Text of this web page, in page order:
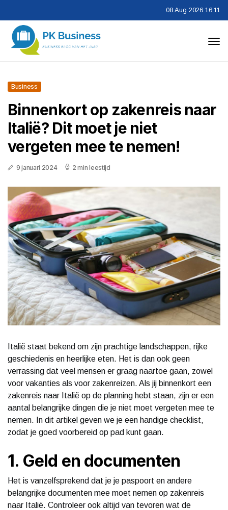
08 Aug 2026 16:11
Business
Binnenkort op zakenreis naar
Italië? Dit moet je niet
vergeten mee te nemen!
9 januari 2024 2 min leestijd
Italië staat bekend om zijn prachtige landschappen, rijke
geschiedenis en heerlijke eten. Het is dan ook geen
verrassing dat veel mensen er graag naartoe gaan, zowel
voor vakanties als voor zakenreizen. Als jij binnenkort een
zakenreis naar Italië op de planning hebt staan, zijn er een
aantal belangrijke dingen die je niet moet vergeten mee te
nemen. In dit artikel geven we je een handige checklist,
zodat je goed voorbereid op pad kunt gaan.
1. Geld en documenten
Het is vanzelfsprekend dat je je paspoort en andere
belangrijke documenten mee moet nemen op zakenreis
naar Italië. Controleer ook altijd van tevoren wat de